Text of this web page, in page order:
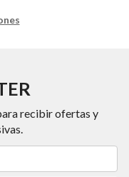
recibir ofertas y